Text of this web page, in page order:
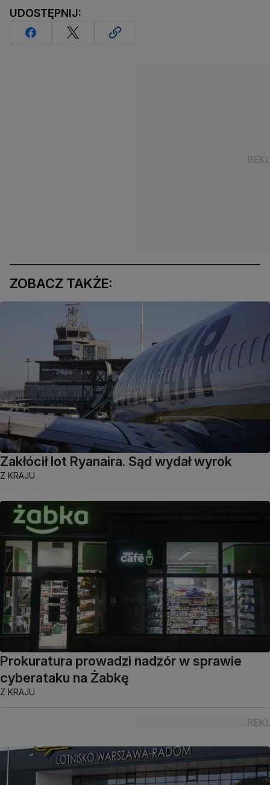
UDOSTĘPNIJ:
ZOBACZ TAKŻE:
Zakłócił lot Ryanaira. Sąd wydał wyrok
Z KRAJU
Prokuratura prowadzi nadzór w sprawie
cyberataku na Żabkę
Z KRAJU